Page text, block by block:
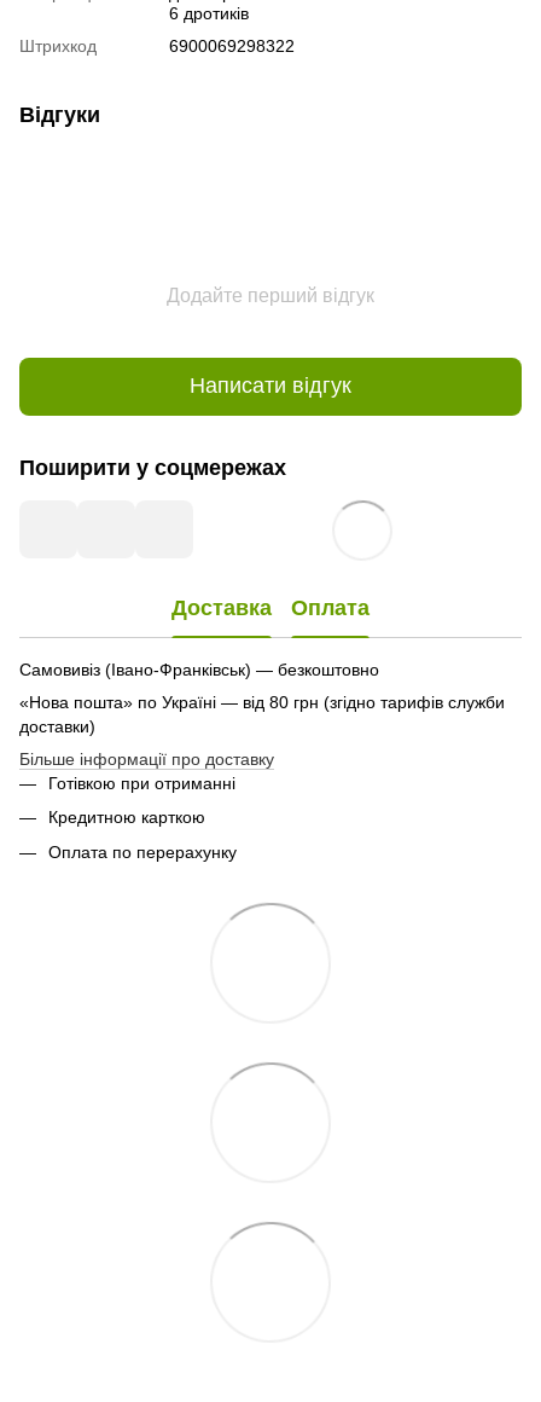
6 дротиків
Штрихкод
6900069298322
Відгуки
Додайте перший відгук
Написати відгук
Поширити у соцмережах
Доставка Оплата
Самовивіз (Івано-Франківськ) — безкоштовно
«Нова пошта» по Україні — від 80 грн (згідно тарифів служби
доставки)
Більше інформації про доставку
Готівкою при отриманні
Кредитною карткою
Оплата по перерахунку